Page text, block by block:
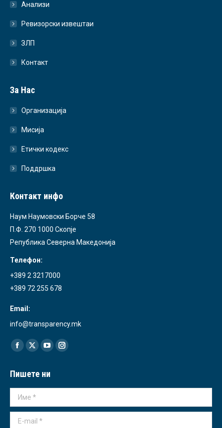
Анализи
Ревизорски извештаи
ЗЛП
Контакт
За Нас
Организација
Мисија
Етички кодекс
Поддршка
Контакт инфо
Наум Наумовски Борче 58
П.Ф. 270 1000 Скопје
Република Северна Македонија
Телефон:
+389 2 3217000
+389 72 255 678
Email:
info@transparency.mk
Find us on:
Facebook
opens
in
new
X
opens
in
YouTube
opens
in
Instagram
in
Пишете ни
Име *
E-mail *